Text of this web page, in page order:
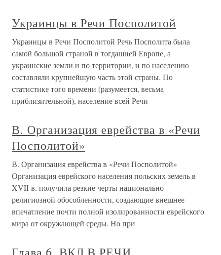
Украинцы в Речи Посполитой
Украинцы в Речи Посполитой Речь Посполита была
самой большой страной в тогдашней Европе, а
украинские земли и по территории, и по населению
составляли крупнейшую часть этой страны. По
статистике того времени (разумеется, весьма
приблизительной), население всей Речи
В. Организация еврейства в «Речи
Посполитой»
В. Организация еврейства в «Речи Посполитой»
Организация еврейского населения польских земель в
XVII в. получила резкие черты национально-
религиозной обособленности, создающие внешнее
впечатление почти полной изолированности еврейского
мира от окружающей среды. Но при